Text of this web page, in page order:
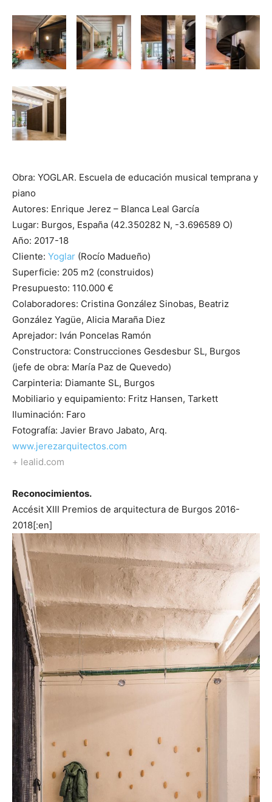
Obra: YOGLAR. Escuela de educación musical temprana y
piano
Autores: Enrique Jerez – Blanca Leal García
Lugar: Burgos, España (42.350282 N, -3.696589 O)
Año: 2017-18
Cliente: Yoglar (Rocío Madueño)
Superficie: 205 m2 (construidos)
Presupuesto: 110.000 €
Colaboradores: Cristina González Sinobas, Beatriz
González Yagüe, Alicia Maraña Diez
Aprejador: Iván Poncelas Ramón
Constructora: Construcciones Gesdesbur SL, Burgos
(jefe de obra: María Paz de Quevedo)
Carpinteria: Diamante SL, Burgos
Mobiliario y equipamiento: Fritz Hansen, Tarkett
Iluminación: Faro
Fotografía: Javier Bravo Jabato, Arq.
www.jerezarquitectos.com
+ lealid.com
Reconocimientos.
Accésit XIII Premios de arquitectura de Burgos 2016-
2018[:en]